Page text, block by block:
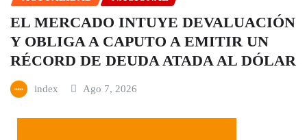
EL MERCADO INTUYE DEVALUACIÓN
Y OBLIGA A CAPUTO A EMITIR UN
RÉCORD DE DEUDA ATADA AL DÓLAR
index Ago 7, 2026